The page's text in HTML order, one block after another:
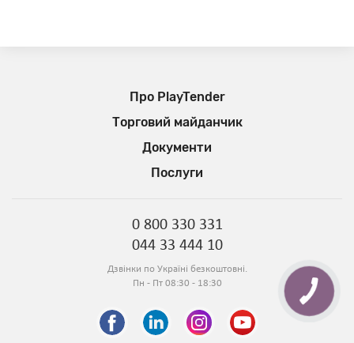
Про PlayTender
Торговий майданчик
Документи
Послуги
0 800 330 331
044 33 444 10
Дзвінки по Україні безкоштовні.
Пн - Пт 08:30 - 18:30